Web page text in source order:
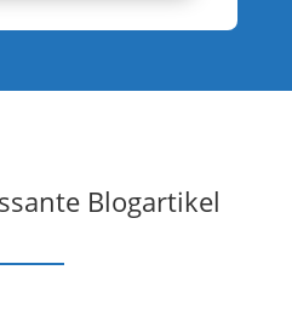
Blogartikel